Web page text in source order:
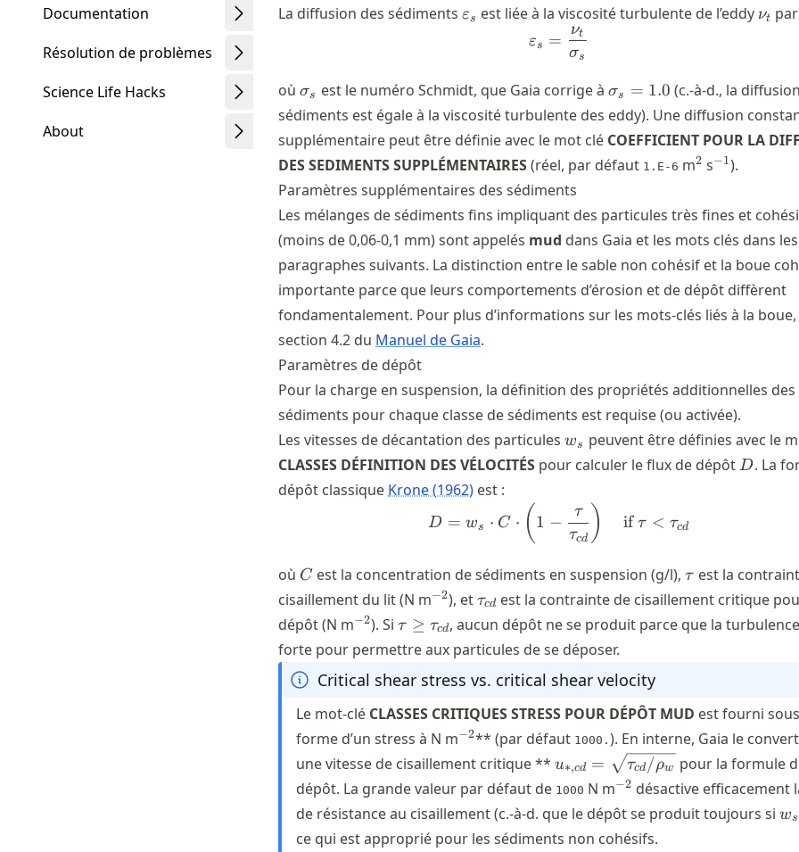
Documentation
Résolution de problèmes
Science Life Hacks
About
La diffusion des sédiments \varepsilon_s
εs est liée à la viscosité turbulente de l’eddy νt
\varepsilon_s =
εs =
σs
νt
où \sigma_s
σs est le numéro Schmidt, que Gaia corrige à \sigma_s
= 1.0
σs = 1.0 (c.-à-d., la
sédiments est égale à la viscosité turbulente des eddy). Une diffusion
supplémentaire peut être définie avec le mot clé COEFFICIENT POUR LA
DES SEDIMENTS SUPPLÉMENTAIRES(réel, par défaut 1.E-6 m^2
2 s^{-1}
−1).
Paramètres supplémentaires des sédiments
Les mélanges de sédiments fins impliquant des particules très fines et
(moins de 0,06-0,1 mm) sont appelés mud dans Gaia et les mots clés dans les
paragraphes suivants. La distinction entre le sable non cohésif et la boue
importante parce que leurs comportements d’érosion et de dépôt diffèrent
fondamentalement. Pour plus d’informations sur les mots-clés liés à la
section 4.2 du Manuel de Gaia.
Paramètres de dépôt
Pour la charge en suspension, la définition des propriétés additionnelles des
sédiments pour chaque classe de sédiments est requise (ou activée).
Les vitesses de décantation des particules w_{s}
ws
peuvent être définies avec le
CLASSES DÉFINITION DES VÉLOCITÉS pour calculer le flux de dépôt D
D. La
dépôt classique Krone (1962) est :
D = w_{s} \cdot C \cdot
D = ws ⋅ C ⋅ ( 1 −
τcd
τ ) ifτ < τcd
où C
C est la concentration de sédiments en suspension (g/l),\tau
τ est la
cisaillement du lit (N m^{-2}
−2), et\tau_{cd}
τcd est la contrainte de cisaillement critique
dépôt (N m^{-2}
−2). Si \tau \geq
\tau_{cd}
τ ≥ τcd, aucun dépôt ne se produit parce que la
forte pour permettre aux particules de se déposer.
Critical shear stress vs. critical shear velocity
Le mot-clé CLASSES CRITIQUES STRESS POUR DÉPÔT MUD est fourni
forme d’un stress à N m^{-2}
−2** (par défaut 1000. ). En interne, Gaia le
une vitesse de cisaillement critique ** u_{*,cd} =
\sqrt{\tau_{cd}/\rho_w}
u∗,cd = τcd /ρw
pour la formule
dépôt. La grande valeur par défaut de 1000 N m^{-2}
−2 désactive efficacement
de résistance au cisaillement (c.-à-d. que le dépôt se produit toujours si ws
ce qui est approprié pour les sédiments non cohésifs.